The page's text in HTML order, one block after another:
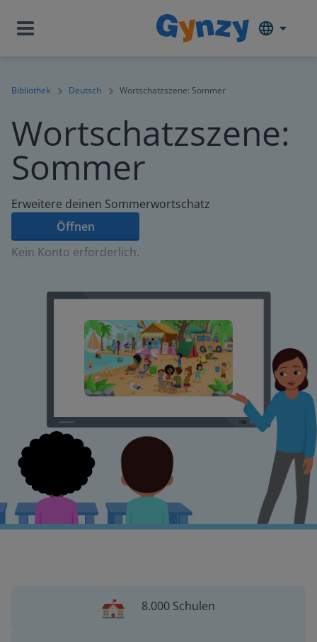
Bibliothek Deutsch Wortschatzszene: Sommer
Wortschatzszene:
Sommer
Erweitere deinen Sommerwortschatz
Öffnen
Kein Konto erforderlich.
8.000 Schulen